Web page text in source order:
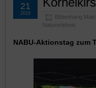
Blütenhang
Naturerlebnis
21
2019
NABU-Aktionstag zum